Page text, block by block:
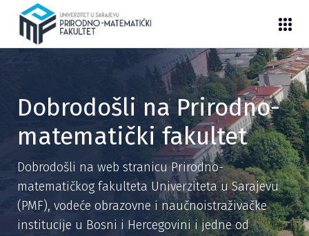
Dobrodošli na Prirodno-
matematički fakultet
Dobrodošli na web stranicu Prirodno-
matematičkog fakulteta Univerziteta u Sarajevu
(PMF), vodeće obrazovne i naučnoistraživačke
institucije u Bosni i Hercegovini i jedne od